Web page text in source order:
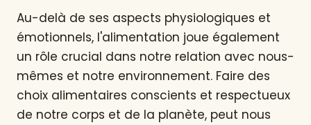
Au-delà de ses aspects physiologiques et
émotionnels, l'alimentation joue également
un rôle crucial dans notre relation avec nous-
mêmes et notre environnement. Faire des
choix alimentaires conscients et respectueux
de notre corps et de la planète, peut nous